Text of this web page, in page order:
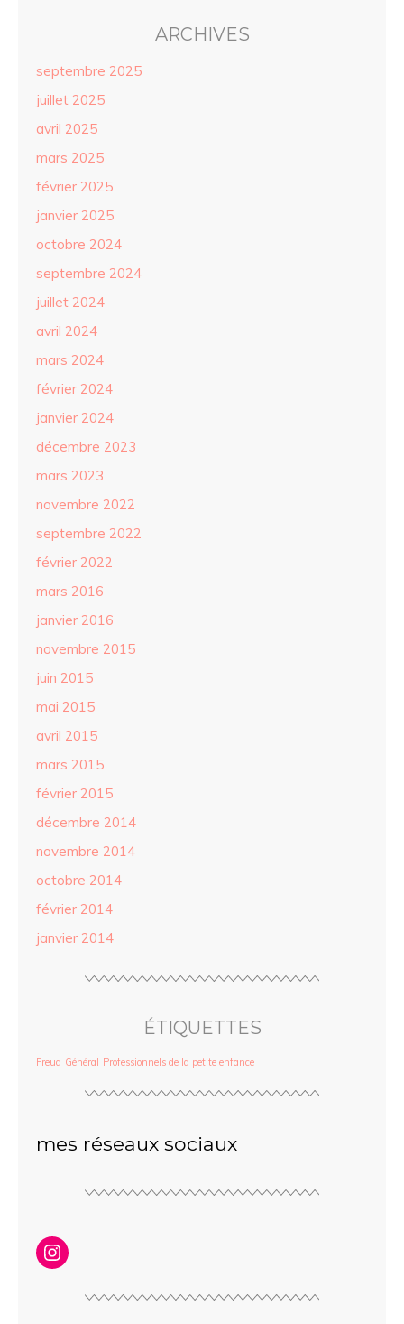
ARCHIVES
septembre 2025
juillet 2025
avril 2025
mars 2025
février 2025
janvier 2025
octobre 2024
septembre 2024
juillet 2024
avril 2024
mars 2024
février 2024
janvier 2024
décembre 2023
mars 2023
novembre 2022
septembre 2022
février 2022
mars 2016
janvier 2016
novembre 2015
juin 2015
mai 2015
avril 2015
mars 2015
février 2015
décembre 2014
novembre 2014
octobre 2014
février 2014
janvier 2014
ÉTIQUETTES
Freud Général Professionnels de la petite enfance
mes réseaux sociaux